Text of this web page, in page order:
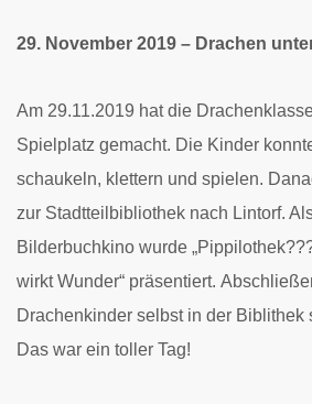
29. November 2019 – Drachen
Am 29.11.2019 hat die
Spielplatz gemacht. Die Kinder
schaukeln, klettern und spielen.
zur Stadtteilbibliothek nach Lintorf.
Bilderbuchkino wurde
wirkt Wunder“ präsentiert.
Drachenkinder selbst in der Biblithek
Das war ein toller Tag!